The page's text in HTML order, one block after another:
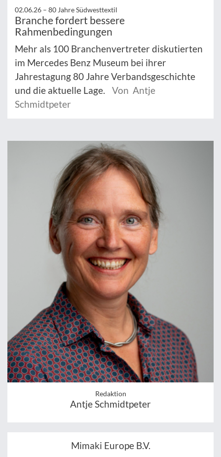
02.06.26 – 80 Jahre Südwesttextil
Branche fordert bessere
Rahmenbedingungen
Mehr als 100 Branchenvertreter diskutierten
im Mercedes Benz Museum bei ihrer
Jahrestagung 80 Jahre Verbandsgeschichte
und die aktuelle Lage.
Von Antje
Schmidtpeter
Redaktion
Antje Schmidtpeter
Mimaki Europe B.V.